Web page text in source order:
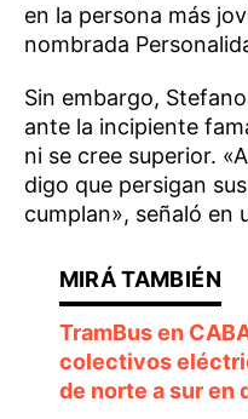
en la persona más
nombrada
Sin embargo,
ante la incipiente
ni se cree superior.
digo que persigan
cumplan», señaló en
TramBus en
colectivos
de norte a sur en